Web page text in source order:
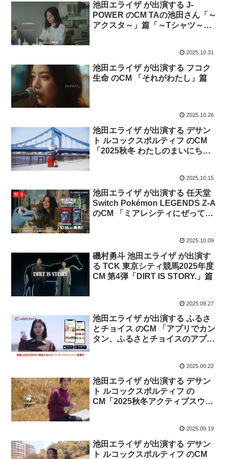
池田エライザ が出演する J-
POWER のCM TAの池田さん「～
アクスタ～」篇「～Tシャツ～」
2025.10.31
池田エライザ が出演する フコク
生命 のCM 「それがわたし」篇
2025.10.26
池田エライザ が出演する デサン
ト ルコックスポルティフ のCM
「2025秋冬 わたしのまいにちブ
2025.10.15
池田エライザ が出演する 任天堂
Switch Pokémon LEGENDS Z-A
のCM 「ミアレシティにぜってー
2025.10.09
磯村勇斗 池田エライザ が出演す
る TCK 東京シティ競馬2025年度
CM 第4弾「DIRT IS STORY.」篇
2025.09.27
池田エライザ が出演する ふるさ
とチョイス のCM 「アプリでカン
タン、ふるさとチョイスのアプ
2025.09.22
池田エライザ が出演する デサン
ト ルコックスポルティフ の
CM「2025秋冬アクティブスウェ
2025.09.19
池田エライザ が出演する デサン
ト ルコックスポルティフ のCM